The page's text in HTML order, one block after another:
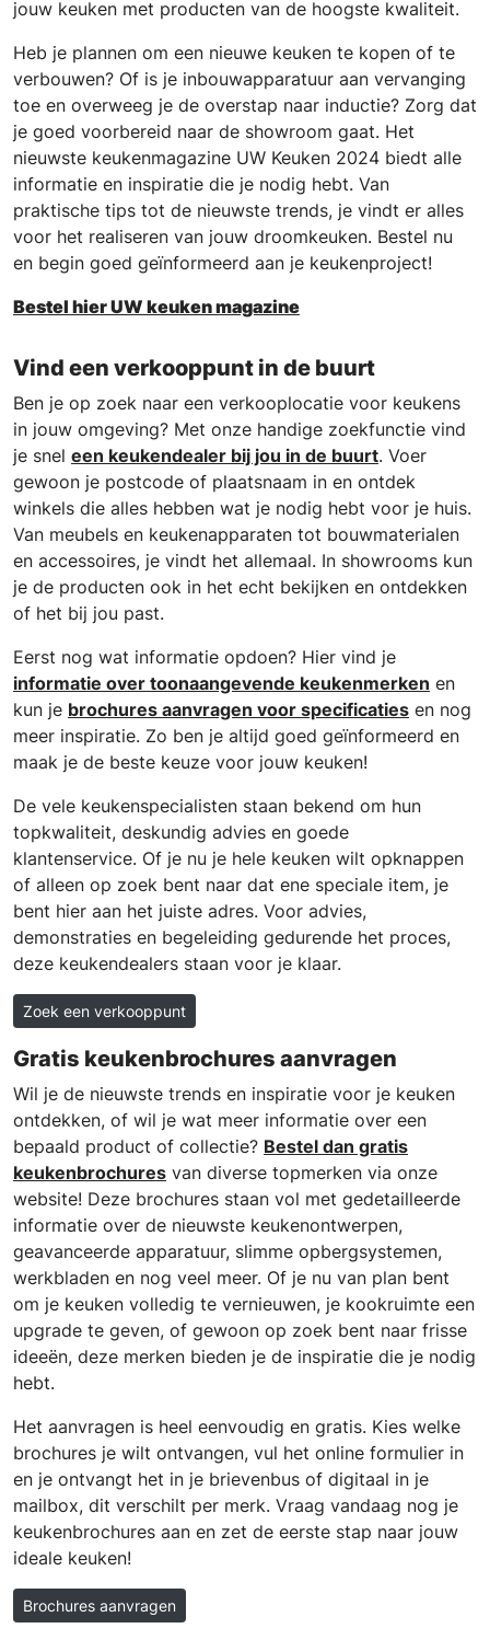
jouw keuken met producten van de hoogste kwaliteit.
Heb je plannen om een nieuwe keuken te kopen of te
verbouwen? Of is je inbouwapparatuur aan vervanging
toe en overweeg je de overstap naar inductie? Zorg dat
je goed voorbereid naar de showroom gaat. Het
nieuwste keukenmagazine UW Keuken 2024 biedt alle
informatie en inspiratie die je nodig hebt. Van
praktische tips tot de nieuwste trends, je vindt er alles
voor het realiseren van jouw droomkeuken. Bestel nu
en begin goed geïnformeerd aan je keukenproject!
Bestel hier UW keuken magazine
Vind een verkooppunt in de buurt
Ben je op zoek naar een verkooplocatie voor keukens
in jouw omgeving? Met onze handige zoekfunctie vind
je snel een keukendealer bij jou in de buurt. Voer
gewoon je postcode of plaatsnaam in en ontdek
winkels die alles hebben wat je nodig hebt voor je huis.
Van meubels en keukenapparaten tot bouwmaterialen
en accessoires, je vindt het allemaal. In showrooms kun
je de producten ook in het echt bekijken en ontdekken
of het bij jou past.
Eerst nog wat informatie opdoen? Hier vind je
informatie over toonaangevende keukenmerken en
kun je brochures aanvragen voor specificaties en nog
meer inspiratie. Zo ben je altijd goed geïnformeerd en
maak je de beste keuze voor jouw keuken!
De vele keukenspecialisten staan bekend om hun
topkwaliteit, deskundig advies en goede
klantenservice. Of je nu je hele keuken wilt opknappen
of alleen op zoek bent naar dat ene speciale item, je
bent hier aan het juiste adres. Voor advies,
demonstraties en begeleiding gedurende het proces,
deze keukendealers staan voor je klaar.
Zoek een verkooppunt
Gratis keukenbrochures aanvragen
Wil je de nieuwste trends en inspiratie voor je keuken
ontdekken, of wil je wat meer informatie over een
bepaald product of collectie? Bestel dan gratis
keukenbrochures van diverse topmerken via onze
website! Deze brochures staan vol met gedetailleerde
informatie over de nieuwste keukenontwerpen,
geavanceerde apparatuur, slimme opbergsystemen,
werkbladen en nog veel meer. Of je nu van plan bent
om je keuken volledig te vernieuwen, je kookruimte een
upgrade te geven, of gewoon op zoek bent naar frisse
ideeën, deze merken bieden je de inspiratie die je nodig
hebt.
Het aanvragen is heel eenvoudig en gratis. Kies welke
brochures je wilt ontvangen, vul het online formulier in
en je ontvangt het in je brievenbus of digitaal in je
mailbox, dit verschilt per merk. Vraag vandaag nog je
keukenbrochures aan en zet de eerste stap naar jouw
ideale keuken!
Brochures aanvragen